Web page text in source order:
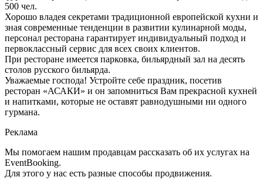
500 чел.
Хорошо владея секретами традиционной европейской кухни и
зная современные тенденции в развитии кулинарной моды,
персонал ресторана гарантирует индивидуальный подход и
первоклассный сервис для всех своих клиентов.
При ресторане имеется парковка, бильярдный зал на десять
столов русского бильярда.
Уважаемые господа! Устройте себе праздник, посетив
ресторан «АСАКИ» и он запомниться Вам прекрасной кухней
и напитками, которые не оставят равнодушными ни одного
гурмана.
Реклама
Мы помогаем нашим продавцам рассказать об их услугах на
EventBooking.
Для этого у нас есть разные способы продвижения.